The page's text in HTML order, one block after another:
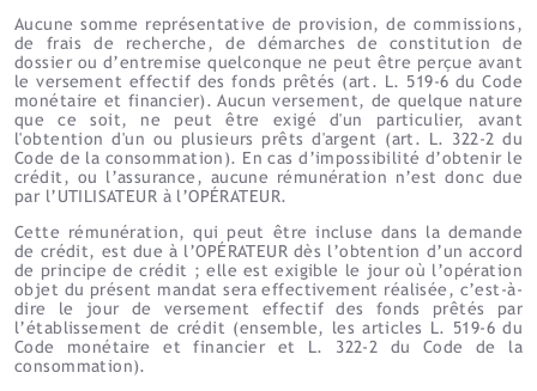
Aucune somme représentative de provision, de commissions,
de frais de recherche, de démarches de constitution de
dossier ou d’entremise quelconque ne peut être perçue avant
le versement effectif des fonds prêtés (art. L. 519-6 du Code
monétaire et financier). Aucun versement, de quelque nature
que ce soit, ne peut être exigé d'un particulier, avant
l'obtention d'un ou plusieurs prêts d'argent (art. L. 322-2 du
Code de la consommation). En cas d’impossibilité d’obtenir le
crédit, ou l’assurance, aucune rémunération n’est donc due
par l’UTILISATEUR à l’OPÉRATEUR.
Cette rémunération, qui peut être incluse dans la demande
de crédit, est due à l’OPÉRATEUR dès l’obtention d’un accord
de principe de crédit ; elle est exigible le jour où l’opération
objet du présent mandat sera effectivement réalisée, c’est-à-
dire le jour de versement effectif des fonds prêtés par
l’établissement de crédit (ensemble, les articles L. 519-6 du
Code monétaire et financier et L. 322-2 du Code de la
consommation).